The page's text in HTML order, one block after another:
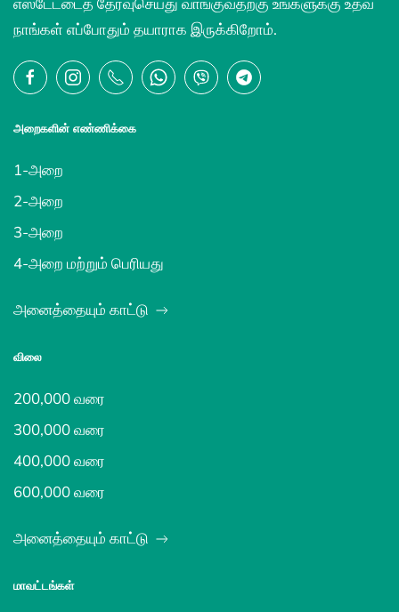
நாங்கள் எப்போதும் தயாராக இருக்கிறோம்.
அறைகளின் எண்ணிக்கை
1-அறை
2-அறை
3-அறை
4-அறை மற்றும் பெரியது
அனைத்தையும் காட்டு
விலை
200,000 வரை
300,000 வரை
400,000 வரை
600,000 வரை
அனைத்தையும் காட்டு
மாவட்டங்கள்